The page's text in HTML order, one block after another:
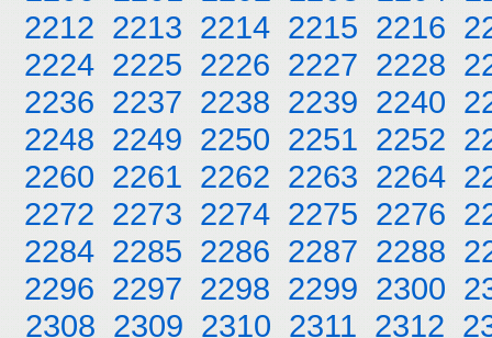
2212 2213 2214 2215 2216
2224 2225 2226 2227 2228
2236 2237 2238 2239 2240
2248 2249 2250 2251 2252
2260 2261 2262 2263 2264
2272 2273 2274 2275 2276
2284 2285 2286 2287 2288
2296 2297 2298 2299 2300
2308 2309 2310 2311 2312